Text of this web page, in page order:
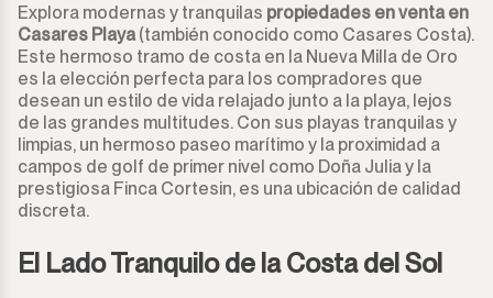
Explora modernas y tranquilas propiedades en venta en
Casares Playa (también conocido como Casares Costa).
Este hermoso tramo de costa en la Nueva Milla de Oro
es la elección perfecta para los compradores que
desean un estilo de vida relajado junto a la playa, lejos
de las grandes multitudes. Con sus playas tranquilas y
limpias, un hermoso paseo marítimo y la proximidad a
campos de golf de primer nivel como Doña Julia y la
prestigiosa Finca Cortesin, es una ubicación de calidad
discreta.
El Lado Tranquilo de la Costa del Sol